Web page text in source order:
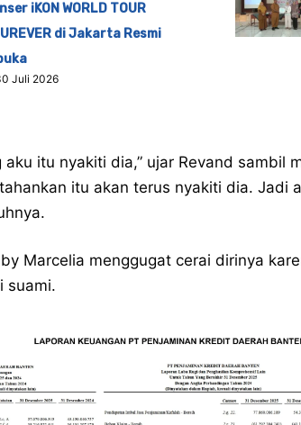
iKON WORLD TOUR
di Jakarta Resmi
Juli 2026
aku itu nyakiti dia,” ujar Revand sambil
itu akan terus nyakiti dia. Jadi
Marcelia menggugat cerai dirinya
suami.